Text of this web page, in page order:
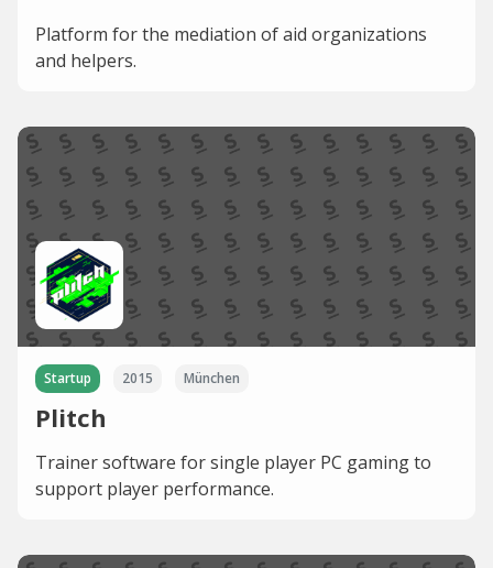
Platform for the mediation of aid organizations
and helpers.
Startup 2015 München
Plitch
Trainer software for single player PC gaming to
support player performance.